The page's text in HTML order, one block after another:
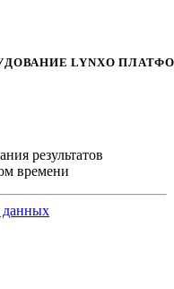
LYNXО
результатов
времени
данных